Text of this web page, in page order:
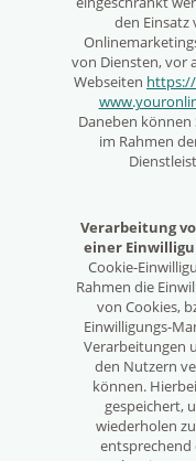
den Einsatz
von Diensten, vor
Webseiten
Daneben können
im Rahmen
Verarbeitung
einer
Cookie-
Rahmen die
von Cookies,
Einwilligungs-
Verarbeitungen
den Nutzern
können.
gespeichert,
wiederholen
entsprechend